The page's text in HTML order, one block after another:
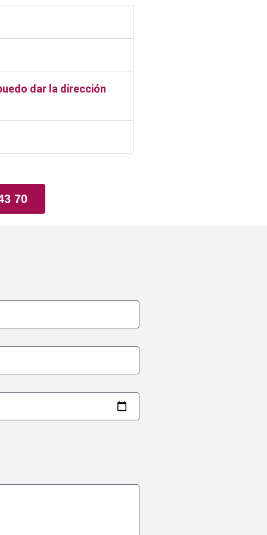
dar la dirección
70